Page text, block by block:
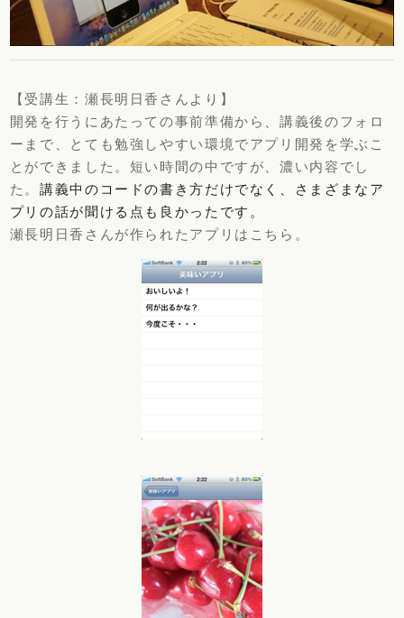
【受講生：瀬長明日香さんより】
開発を行うにあたっての事前準備から、講義後のフォロ
ーまで、とても勉強しやすい環境でアプリ開発を学ぶこ
とができました。短い時間の中ですが、濃い内容でし
た。講義中のコードの書き方だけでなく、さまざまなア
プリの話が聞ける点も良かったです。
瀬長明日香さんが作られたアプリはこちら。